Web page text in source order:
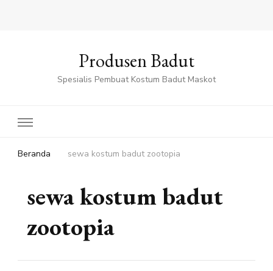
Produsen Badut
Spesialis Pembuat Kostum Badut Maskot
Beranda sewa kostum badut zootopia
sewa kostum badut
zootopia